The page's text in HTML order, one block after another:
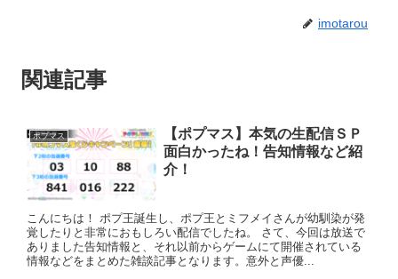
imotarou
関連記事
ポプマス
【ポプマス】本気の生配信ＳＰ
面白かったね！告知情報など紹
介！
こんにちは！ ポプ王誕生し、ポプ王とミフメイさんが幼馴染が発
覚したりと非常におもしろい配信でしたね。 さて、今回は放送で
ありました告知情報と、それ以前からゲームにて開催されている
情報などをまとめた雑談記事となります。意外と声優...